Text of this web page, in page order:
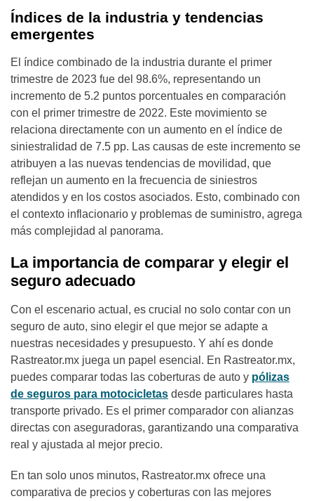
Índices de la industria y tendencias
emergentes
El índice combinado de la industria durante el primer
trimestre de 2023 fue del 98.6%, representando un
incremento de 5.2 puntos porcentuales en comparación
con el primer trimestre de 2022. Este movimiento se
relaciona directamente con un aumento en el índice de
siniestralidad de 7.5 pp. Las causas de este incremento se
atribuyen a las nuevas tendencias de movilidad, que
reflejan un aumento en la frecuencia de siniestros
atendidos y en los costos asociados. Esto, combinado con
el contexto inflacionario y problemas de suministro, agrega
más complejidad al panorama.
La importancia de comparar y elegir el
seguro adecuado
Con el escenario actual, es crucial no solo contar con un
seguro de auto, sino elegir el que mejor se adapte a
nuestras necesidades y presupuesto. Y ahí es donde
Rastreator.mx juega un papel esencial. En Rastreator.mx,
puedes comparar todas las coberturas de auto y pólizas
de seguros para motocicletas desde particulares hasta
transporte privado. Es el primer comparador con alianzas
directas con aseguradoras, garantizando una comparativa
real y ajustada al mejor precio.
En tan solo unos minutos, Rastreator.mx ofrece una
comparativa de precios y coberturas con las mejores